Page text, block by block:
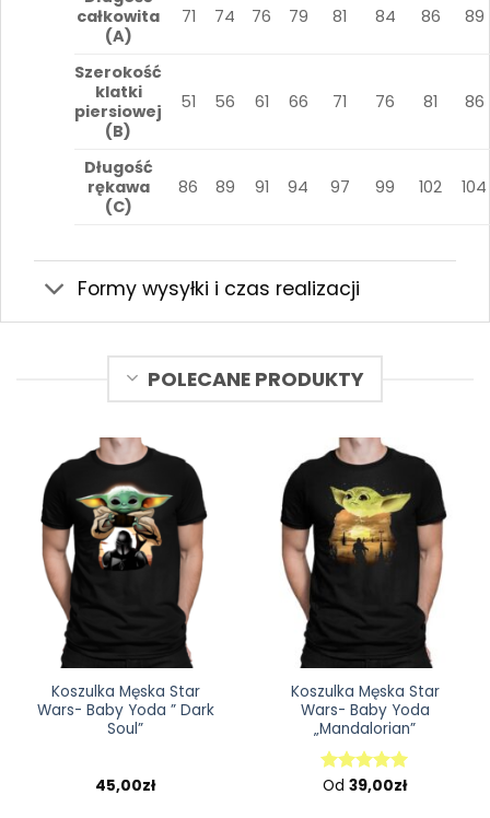
całkowita
(A)
71 74 76 79 81 84 86 89
Szerokość
klatki
piersiowej
(B)
51 56 61 66 71 76 81 86
Długość
rękawa
(C)
86 89 91 94 97 99 102 104
Formy wysyłki i czas realizacji
POLECANE PRODUKTY
Koszulka Męska Star
Wars- Baby Yoda ” Dark
Soul”
45,00zł
Koszulka Męska Star
Wars- Baby Yoda
„Mandalorian”
Oceniono
Od 39,00zł